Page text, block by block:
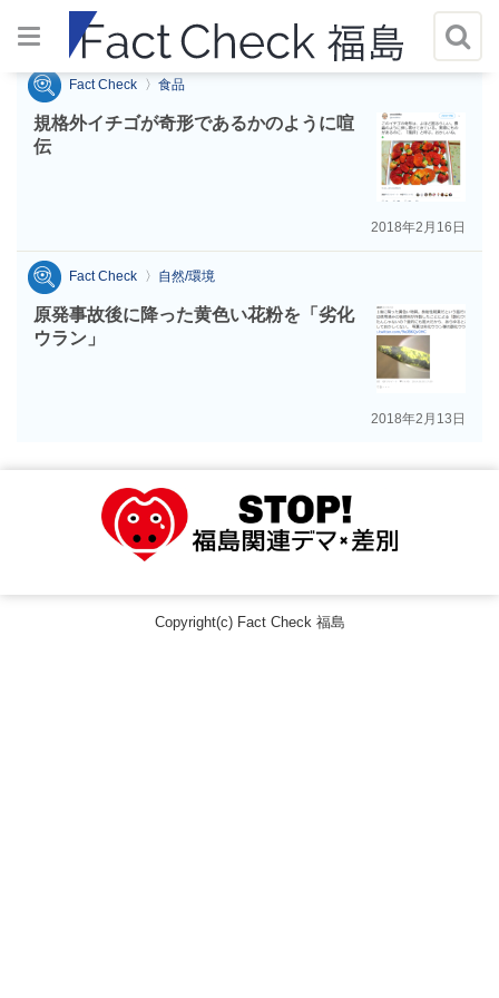
タグ：2014
Fact Check 食品
規格外イチゴが奇形であるかのように喧
伝
2018年2月16日
Fact Check 自然/環境
原発事故後に降った黄色い花粉を「劣化
ウラン」
2018年2月13日
Copyright(c) Fact Check 福島